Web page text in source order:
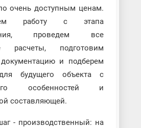
очень доступным ценам.
работу с этапа
проведем все
расчеты, подготовим
документацию и подберем
будущего объекта с
особенностей и
составляющей.
- производственный: на